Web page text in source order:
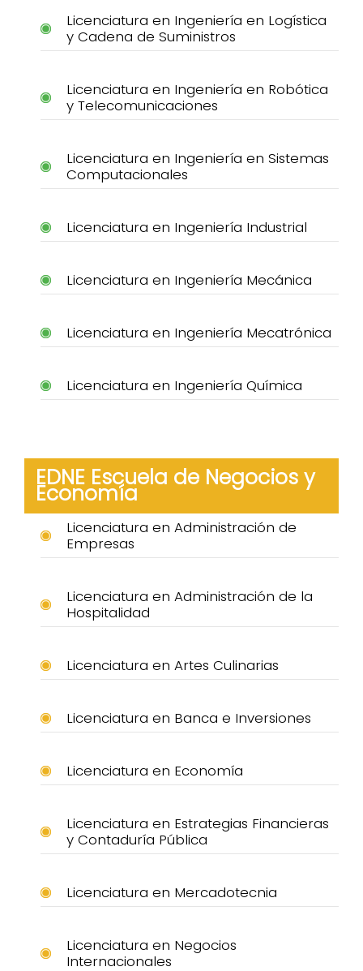
Licenciatura en Ingeniería en Logística
y Cadena de Suministros
Licenciatura en Ingeniería en Robótica
y Telecomunicaciones
Licenciatura en Ingeniería en Sistemas
Computacionales
Licenciatura en Ingeniería Industrial
Licenciatura en Ingeniería Mecánica
Licenciatura en Ingeniería Mecatrónica
Licenciatura en Ingeniería Química
EDNE Escuela de Negocios y
Economía
Licenciatura en Administración de
Empresas
Licenciatura en Administración de la
Hospitalidad
Licenciatura en Artes Culinarias
Licenciatura en Banca e Inversiones
Licenciatura en Economía
Licenciatura en Estrategias Financieras
y Contaduría Pública
Licenciatura en Mercadotecnia
Licenciatura en Negocios
Internacionales